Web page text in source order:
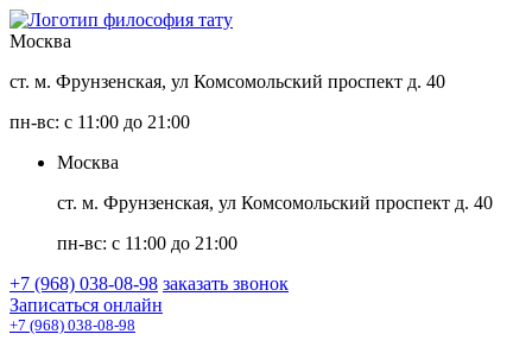
Москва
ст. м. Фрунзенская, ул Комсомольский проспект д. 40
пн-вс: с 11:00 до 21:00
Москва
ст. м. Фрунзенская, ул Комсомольский проспект д. 40
пн-вс: с 11:00 до 21:00
+7 (968) 038-08-98 заказать звонок
Записаться онлайн
+7 (968) 038-08-98